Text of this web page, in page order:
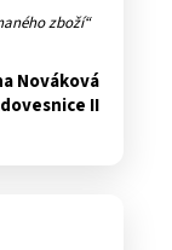
zboží
Nováková
II